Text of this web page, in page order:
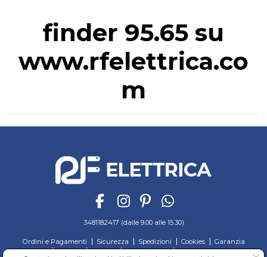
finder 95.65 su
www.rfelettrica.co
m
3481182417 (dalle 9.00 alle 15.30)
Ordini e Pagamenti Sicurezza Spedizioni Cookies
Garanzia
Privacy
Recesso Regolamento Richiedi reso